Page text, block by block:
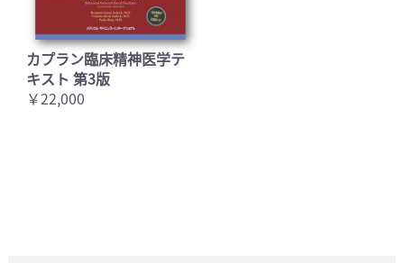
カプラン臨床精神医学テ
キスト 第3版
￥22,000